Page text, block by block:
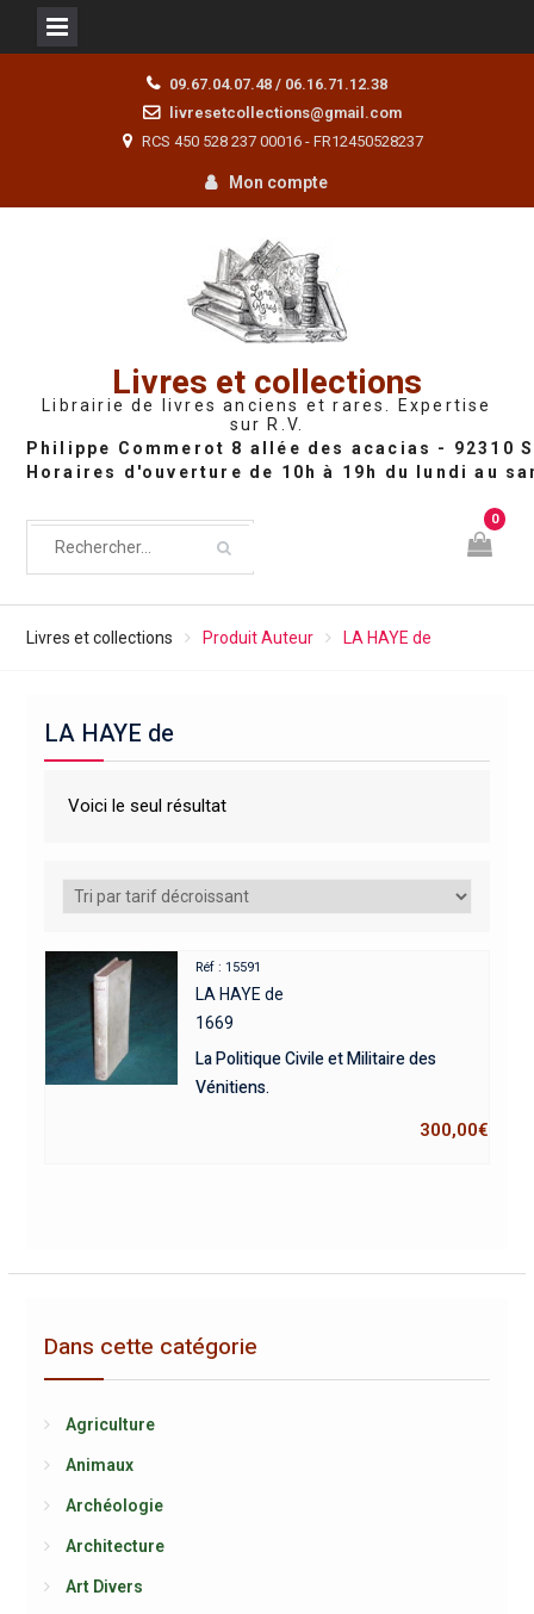
09.67.04.07.48 / 06.16.71.12.38
livresetcollections@gmail.com
RCS 450 528 237 00016 - FR12450528237
Mon compte
Livres et collections
Librairie de livres anciens et rares. Expertise
sur R.V.
0
Livres et collections Produit Auteur LA HAYE de
LA HAYE de
Voici le seul résultat
Réf : 15591
LA HAYE de
1669
La Politique Civile et Militaire des
Vénitiens.
300,00€
Dans cette catégorie
Agriculture
Animaux
Archéologie
Architecture
Art Divers